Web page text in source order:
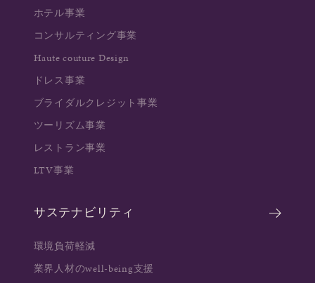
ホテル事業
コンサルティング事業
Haute couture Design
ドレス事業
ブライダルクレジット事業
ツーリズム事業
レストラン事業
LTV事業
サステナビリティ
環境負荷軽減
業界人材のwell-being支援